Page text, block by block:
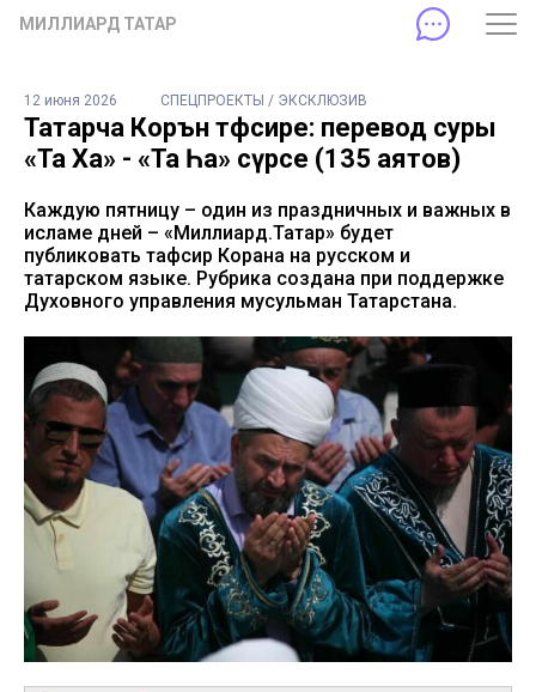
МИЛЛИАРД ТАТАР
12 июня 2026 СПЕЦПРОЕКТЫ / ЭКСКЛЮЗИВ
Татарча Коръән тәфсире: перевод суры
«Та Ха» - «Та Һа» сүрәсе (135 аятов)
Каждую пятницу – один из праздничных и важных в
исламе дней – «Миллиард.Татар» будет
публиковать тафсир Корана на русском и
татарском языке. Рубрика создана при поддержке
Духовного управления мусульман Татарстана.